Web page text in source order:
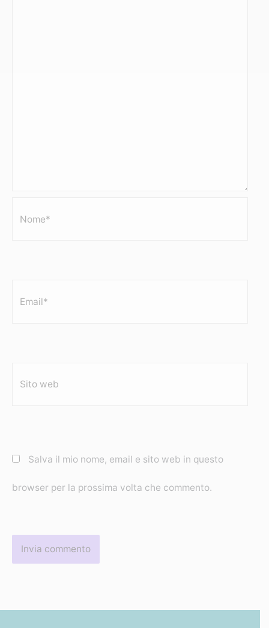
Salva il mio nome, email e sito web in questo
browser per la prossima volta che commento.